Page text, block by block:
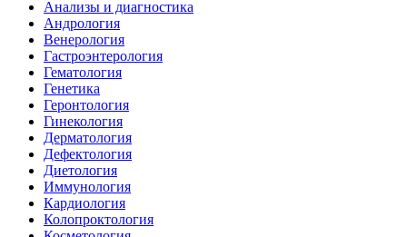
Анализы и диагностика
Андрология
Венерология
Гастроэнтерология
Гематология
Генетика
Геронтология
Гинекология
Дерматология
Дефектология
Диетология
Иммунология
Кардиология
Колопроктология